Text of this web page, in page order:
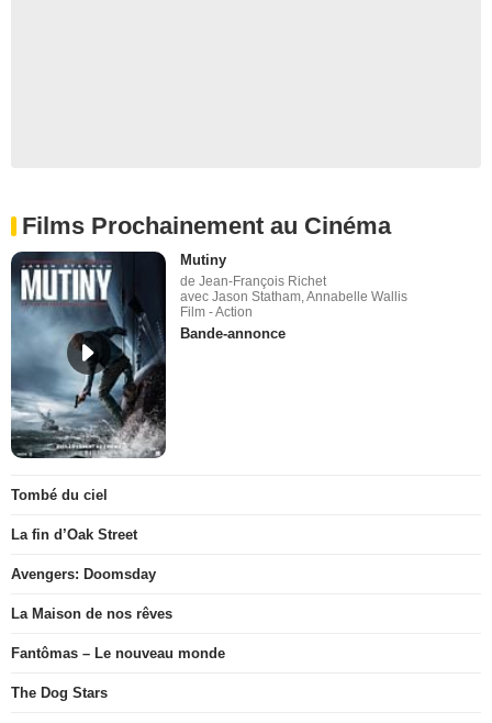
Films Prochainement au Cinéma
Mutiny
de Jean-François Richet
avec Jason Statham, Annabelle Wallis
Film - Action
Bande-annonce
Tombé du ciel
La fin d’Oak Street
Avengers: Doomsday
La Maison de nos rêves
Fantômas – Le nouveau monde
The Dog Stars